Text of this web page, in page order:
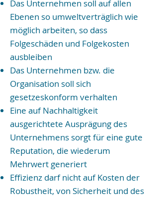
Das Unternehmen soll auf allen
Ebenen so umweltverträglich wie
möglich arbeiten, so dass
Folgeschäden und Folgekosten
ausbleiben
Das Unternehmen bzw. die
Organisation soll sich
gesetzeskonform verhalten
Eine auf Nachhaltigkeit
ausgerichtete Ausprägung des
Unternehmens sorgt für eine gute
Reputation, die wiederum
Mehrwert generiert
Effizienz darf nicht auf Kosten der
Robustheit, von Sicherheit und des